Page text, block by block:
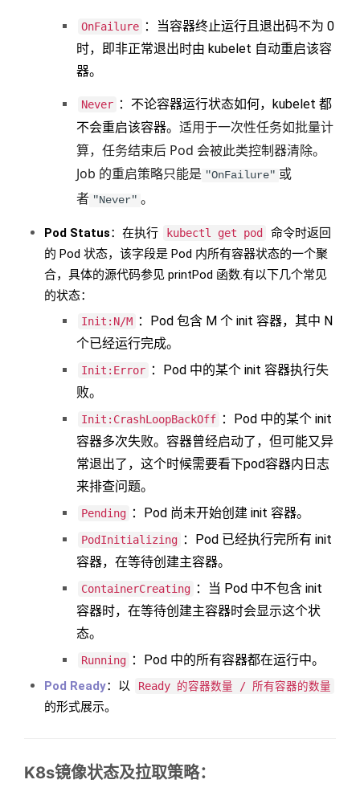
OnFailure ：当容器终止运行且退出码不为 0
时，即非正常退出时由 kubelet 自动重启该容
器。
Never ：不论容器运行状态如何，kubelet 都
不会重启该容器。 适用于一次性任务如批量计
算，任务结束后 Pod 会被此类控制器清除。
Job 的重启策略只能是 "OnFailure" 或
者 "Never" 。
Pod Status：在执行 kubectl get pod
命令时返回
的 Pod 状态，该字段是 Pod 内所有容器状态的一个聚
合，具体的源代码参见 printPod 函数.有以下几个常见
的状态：
Init:N/M ：Pod 包含 M 个 init 容器，其中 N
个已经运行完成。
Init:Error ：Pod 中的某个 init 容器执行失
败。
Init:CrashLoopBackOff ：Pod 中的某个 init
容器多次失败。容器曾经启动了，但可能又异
常退出了，这个时候需要看下pod容器内日志
来排查问题。
Pending ：Pod 尚未开始创建 init 容器。
PodInitializing ：Pod 已经执行完所有 init
容器，在等待创建主容器。
ContainerCreating ：当 Pod 中不包含 init
容器时，在等待创建主容器时会显示这个状
态。
Running ：Pod 中的所有容器都在运行中。
Pod Ready：以 Ready 的容器数量 / 所有容器的数量
的形式展示。
K8s镜像状态及拉取策略：